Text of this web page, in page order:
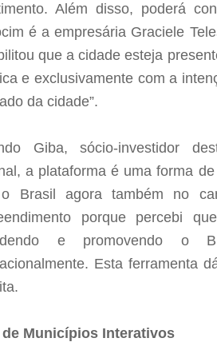
Além disso, poderá
é a empresária Graciele
que a cidade esteja
e exclusivamente com a
da cidade”.
Giba, sócio-investidor
a plataforma é uma forma
Brasil agora também no
porque percebi
e promovendo o
Esta ferramenta
de Municípios Interativos